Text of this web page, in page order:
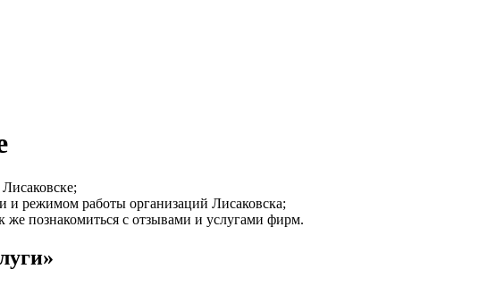
и режимом работы организаций Лисаковска;
же познакомиться с отзывами и услугами фирм.